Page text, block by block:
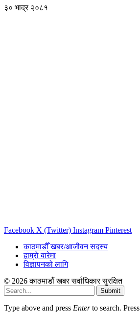
३० भाद्र २०८१
Facebook X (Twitter) Instagram Pinterest
काठमाडौँ खबर/आजीवन सदस्य
हाम्रो बारेमा
विज्ञापनको लागि
© 2026 काठमाडौं खबर सर्वाधिकार सुरक्षित
Submit
Type above and press Enterto search. Press